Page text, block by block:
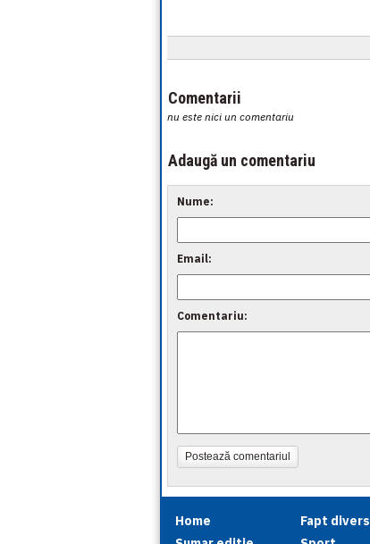
Comentarii
nu este nici un comentariu
Adaugă un comentariu
Nume:
Email:
Comentariu:
Postează comentariul
Home
Fapt divers